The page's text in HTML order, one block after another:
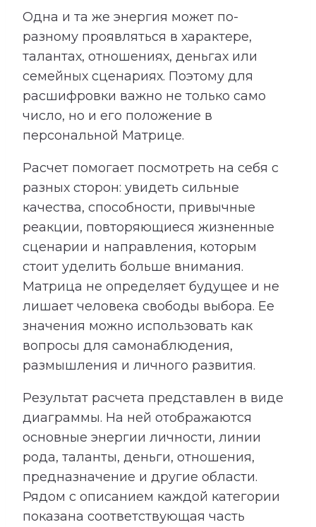
Одна и та же энергия может по-
разному проявляться в характере,
талантах, отношениях, деньгах или
семейных сценариях. Поэтому для
расшифровки важно не только само
число, но и его положение в
персональной Матрице.
Расчет помогает посмотреть на себя с
разных сторон: увидеть сильные
качества, способности, привычные
реакции, повторяющиеся жизненные
сценарии и направления, которым
стоит уделить больше внимания.
Матрица не определяет будущее и не
лишает человека свободы выбора. Ее
значения можно использовать как
вопросы для самонаблюдения,
размышления и личного развития.
Результат расчета представлен в виде
диаграммы. На ней отображаются
основные энергии личности, линии
рода, таланты, деньги, отношения,
предназначение и другие области.
Рядом с описанием каждой категории
показана соответствующая часть